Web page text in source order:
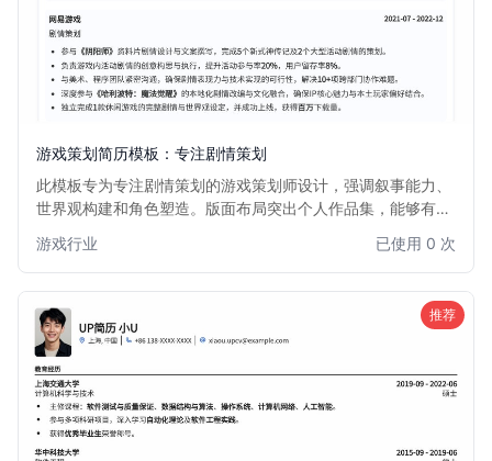
游戏策划简历模板：专注剧情策划
此模板专为专注剧情策划的游戏策划师设计，强调叙事能力、
世界观构建和角色塑造。版面布局突出个人作品集，能够有效
耕剧情方向的策划师，帮助他们打造引人入胜的个人品牌。
游戏行业 已使用 0 次
推荐